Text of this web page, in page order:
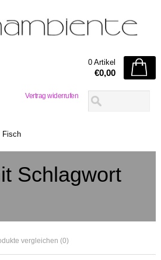
Vertrag widerrufen
0 Artikel
€0,00
Fisch
Schlagwort
vergleichen (0)